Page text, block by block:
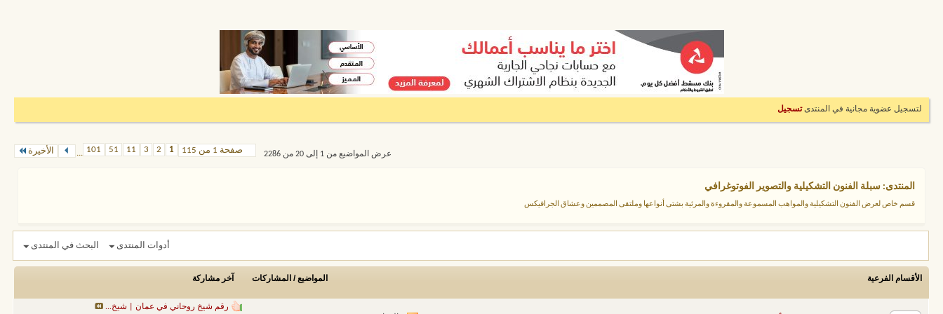
لتسجيل عضوية مجانية في المنتدىتسجيل
صفحة 1 من 115 1
2
3
11
51
101
... الأخيرة عرض المواضيع من 1 إلى 20 من 2286
المنتدى: سبلة الفنون التشكيلية والتصوير الفوتوغرافي
قسم خاص لعرض الفنون التشكيلية والمواهب المسموعة والمقروءة والمرئية بشتى أنواعها وملتقى المصممين وعشاق الجرافيكس
أدوات المنتدى البحث في المنتدى
الأقسام الفرعية المواضيع / المشاركات آخر مشاركة
رقم شيخ روحاني في عمان | شيخ...